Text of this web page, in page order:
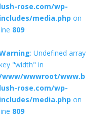
lush-rose.com/wp-
includes/media.php on
809
: Undefined array
"width" in
wwwroot/www.b
lush-rose.com/wp-
includes/media.php on
809